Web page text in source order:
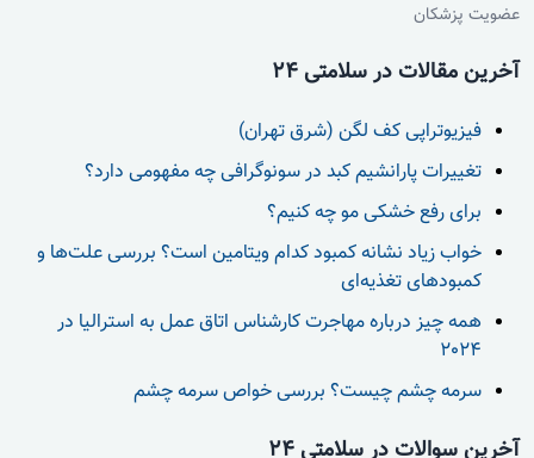
عضویت پزشکان
آخرین مقالات در سلامتی 24
فیزیوتراپی کف لگن (شرق تهران)
تغییرات پارانشیم کبد در سونوگرافی چه مفهومی دارد؟
برای رفع خشکی مو چه کنیم؟
خواب زیاد نشانه کمبود کدام ویتامین است؟ بررسی علت‌ها و
کمبودهای تغذیه‌ای
همه چیز درباره مهاجرت کارشناس اتاق عمل به استرالیا در
2024
سرمه چشم چیست؟ بررسی خواص سرمه چشم
آخرین سوالات در سلامتی 24